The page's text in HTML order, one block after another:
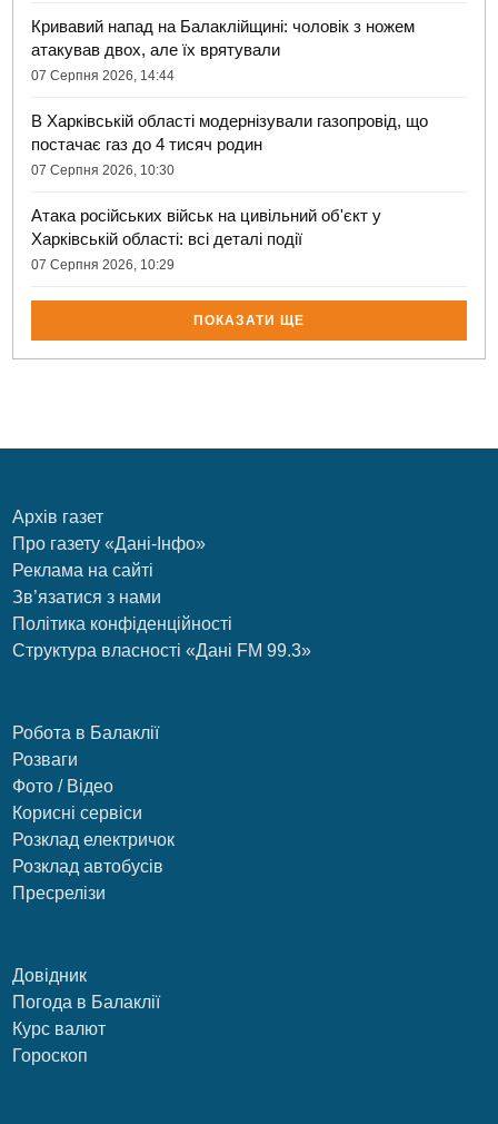
Кривавий напад на Балаклійщині: чоловік з ножем
атакував двох, але їх врятували
07 Серпня 2026, 14:44
В Харківській області модернізували газопровід, що
постачає газ до 4 тисяч родин
07 Серпня 2026, 10:30
Атака російських військ на цивільний об'єкт у
Харківській області: всі деталі події
07 Серпня 2026, 10:29
ПОКАЗАТИ ЩЕ
Архів газет
Про газету «Дані-Інфо»
Реклама на сайті
Зв’язатися з нами
Політика конфіденційності
Структура власності «Дані FM 99.3»
Робота в Балаклії
Розваги
Фото / Відео
Корисні сервіси
Розклад електричок
Розклад автобусів
Пресрелізи
Довідник
Погода в Балаклії
Курс валют
Гороскоп